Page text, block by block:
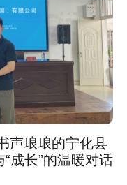
声琅琅的宁化县
成长”的温暖对话